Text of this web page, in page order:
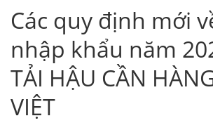
Các quy định mới
nhập khẩu năm
TẢI HẬU CẦN
VIỆT